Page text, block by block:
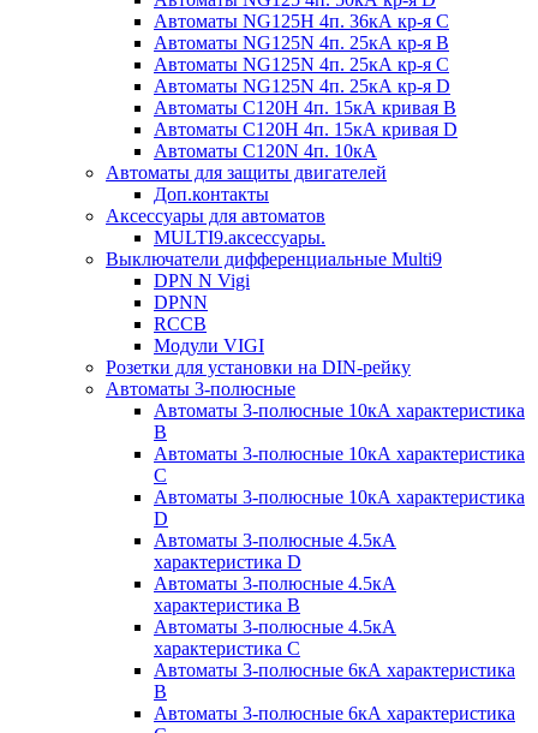
Автоматы NG125H 4п. 36кА кр-я C
Автоматы NG125N 4п. 25кА кр-я B
Автоматы NG125N 4п. 25кА кр-я C
Автоматы NG125N 4п. 25кА кр-я D
Автоматы С120H 4п. 15кА кривая B
Автоматы С120H 4п. 15кА кривая D
Автоматы С120N 4п. 10кА
Автоматы для защиты двигателей
Доп.контакты
Аксессуары для автоматов
MULTI9.аксессуары.
Выключатели дифференциальные Multi9
DPN N Vigi
DPNN
RCCB
Модули VIGI
Розетки для установки на DIN-рейку
Автоматы 3-полюсные
Автоматы 3-полюсные 10кА характеристика
B
Автоматы 3-полюсные 10кА характеристика
C
Автоматы 3-полюсные 10кА характеристика
D
Автоматы 3-полюсные 4.5кА
характеристика D
Автоматы 3-полюсные 4.5кА
характеристика В
Автоматы 3-полюсные 4.5кА
характеристика С
Автоматы 3-полюсные 6кА характеристика
B
Автоматы 3-полюсные 6кА характеристика